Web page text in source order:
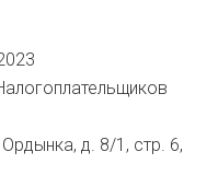
д. 8/1, стр. 6,